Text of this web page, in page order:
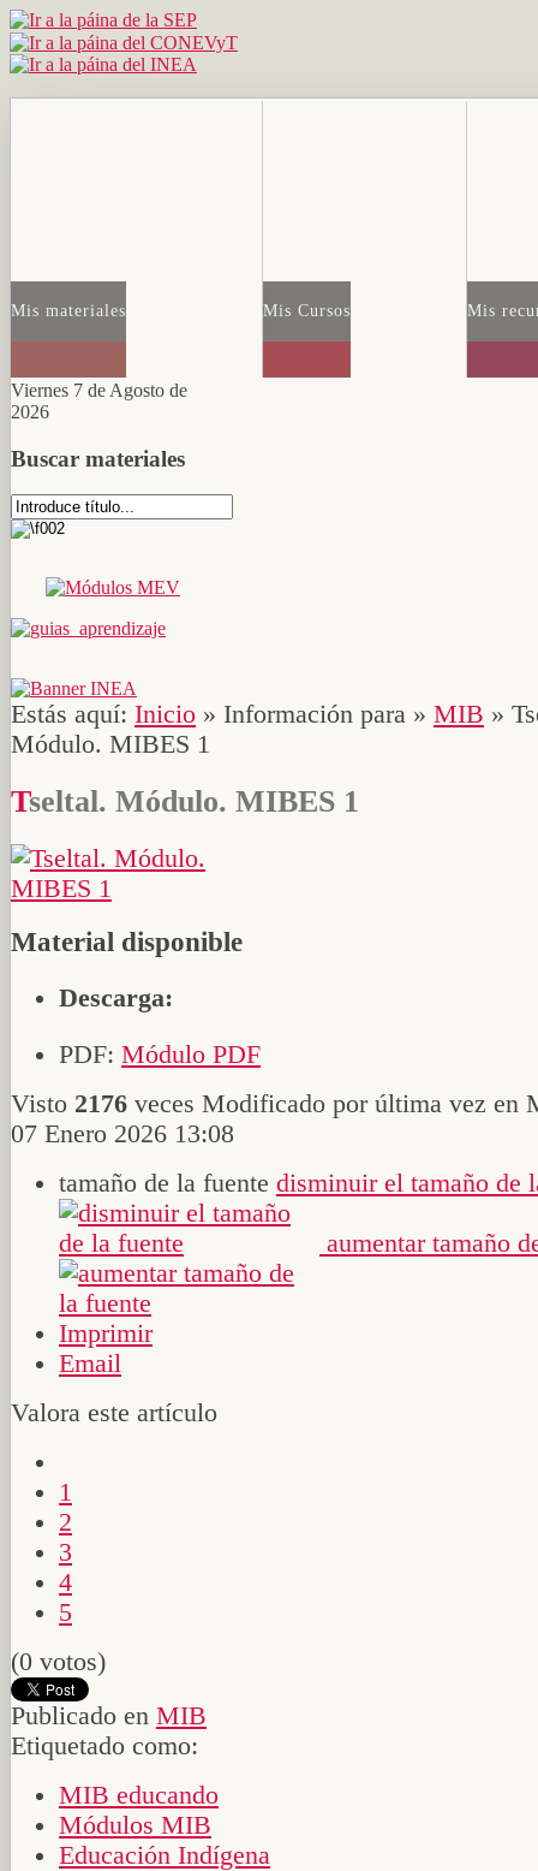
Mis materiales Mis Cursos Mis
Viernes 7 de Agosto de
2026
Buscar materiales
Estás aquí: Inicio » Información para » MIB »
Módulo. MIBES 1
Tseltal. Módulo. MIBES 1
Material disponible
Descarga:
PDF: Módulo PDF
Visto 2176 veces Modificado por última vez en
07 Enero 2026 13:08
tamaño de la fuente disminuir el tamaño de
aumentar tamaño
Imprimir
Email
Valora este artículo
1
2
3
4
5
(0 votos)
Publicado en MIB
Etiquetado como:
MIB educando
Módulos MIB
Educación Indígena